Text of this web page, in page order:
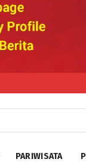
PARIWISATA